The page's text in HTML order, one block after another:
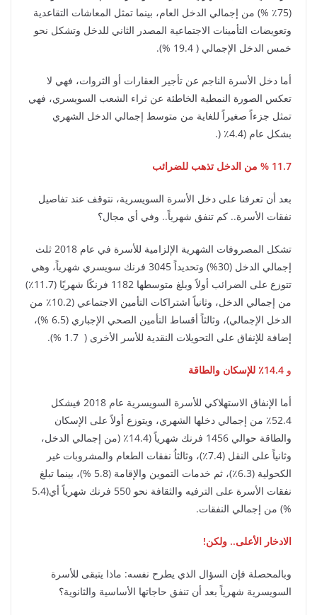
(75٪ %) من إجمالي الدخل العام، بينما تمثل المعاشات التقاعدية
وتعويضات التأمينات الاجتماعية المصدر الثاني للدخل وتشكل نحو
خمس الدخل الإجمالي (​​ 19.4 %).
أما دخل الأسرة الناجم عن تأجير العقارات أو الثروات، فهي لا
تعكس الصورة النمطية الخاطئة عن ثراء الشعب السويسري، فهي
تمثل جزءاً صغيراً للغاية من متوسط إجمالي الدخل الشهري
بشكل عام (4.4٪ (.
11.7 % من الدخل تذهب للضرائب
بعد أن تعرفنا على دخل الأسرة السويسرية، نتوقف عند تفاصيل
نفقات الأسرة.. كم تنفق شهرياً.. وفي أي مجال؟
تشكل المصروفات الشهرية الإلزامية للأسرة في عام 2018 ثلث
إجمالي الدخل (30%) وتحديداً 3045 فرنك سويسري شهرياً، وهي
تتوزع على الضرائب أولاً وبلغ متوسطها 1182 فرنكًا شهريًا (11.7٪)
من إجمالي الدخل، وثانياً اشتراكات التأمين الاجتماعي (10.2٪ من
الدخل الإجمالي)، وثالثاً أقساط التأمين الصحي الإجباري (6.5 %)،
إضافة للإنفاق على التحويلات النقدية للأسر الأخرى ( 1.7 %).
و 14.4٪ للإسكان والطاقة
أما الإنفاق الاستهلاكي للأسرة السويسرية عام 2018 فيشكل
52.4٪ من إجمالي دخلها الشهري، ويتوزع أولاً على الإسكان
والطاقة حوالي 1456 فرنك شهرياً (14.4٪ (من إجمالي الدخل،
وثانياً على النقل (7.4٪)، وثالثاُ نفقات الطعام والمشروبات غير
الكحولية (6.3٪)، ثم خدمات التموين والإقامة (5.8 %)، بينما تبلغ
نفقات الأسرة على الترفيه والثقافة نحو 550 فرنك شهرياً أي(5.4
%) من إجمالي النفقات.
الادخار الأعلى.. ولكن!
وبالمحصلة فإن السؤال الذي يطرح نفسه: ماذا يتبقى للأسرة
السويسرية شهرياً بعد أن تنفق حاجاتها الأساسية والثانوية؟